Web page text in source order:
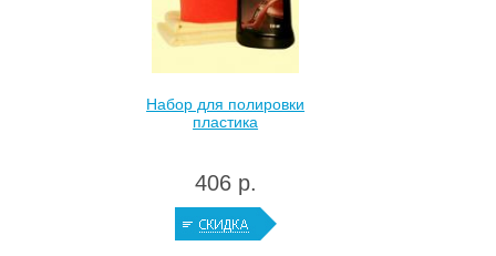
Набор для полировки
пластика
406 р.